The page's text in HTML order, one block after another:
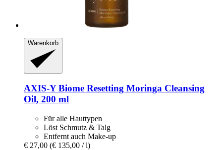
Warenkorb
AXIS-YBiome Resetting Moringa Cleansing
Oil, 200 ml
Für alle Hauttypen
Löst Schmutz & Talg
Entfernt auch Make-up
€ 27,00 (€ 135,00 / l)